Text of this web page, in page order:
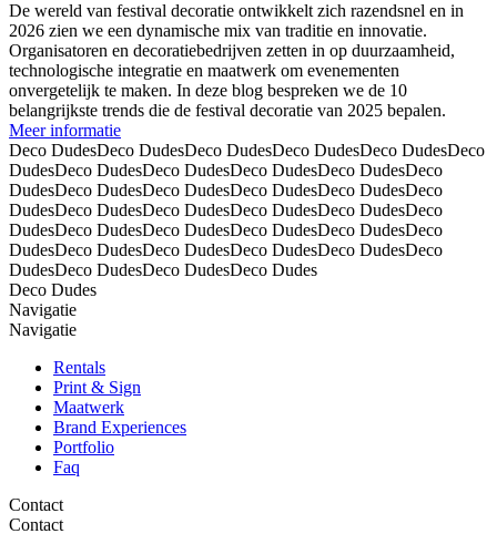
De wereld van festival decoratie ontwikkelt zich razendsnel en in
2026 zien we een dynamische mix van traditie en innovatie.
Organisatoren en decoratiebedrijven zetten in op duurzaamheid,
technologische integratie en maatwerk om evenementen
onvergetelijk te maken. In deze blog bespreken we de 10
belangrijkste trends die de festival decoratie van 2025 bepalen.
Meer informatie
Deco DudesDeco DudesDeco DudesDeco DudesDeco DudesDeco
DudesDeco DudesDeco DudesDeco DudesDeco DudesDeco
DudesDeco DudesDeco DudesDeco DudesDeco DudesDeco
DudesDeco DudesDeco DudesDeco DudesDeco DudesDeco
DudesDeco DudesDeco DudesDeco DudesDeco DudesDeco
DudesDeco DudesDeco DudesDeco DudesDeco DudesDeco
DudesDeco DudesDeco DudesDeco Dudes
Deco Dudes
Navigatie
Navigatie
Rentals
Print & Sign
Maatwerk
Brand Experiences
Portfolio
Faq
Contact
Contact